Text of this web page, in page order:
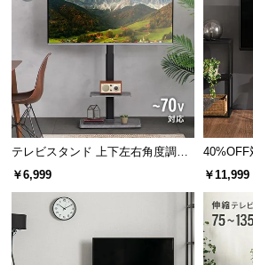
配
送
に
つ
い
て
テレビスタンド 上下左右角度調節
32~70V対応
￥6,999
40%OFF
るで絵画
￥11,999